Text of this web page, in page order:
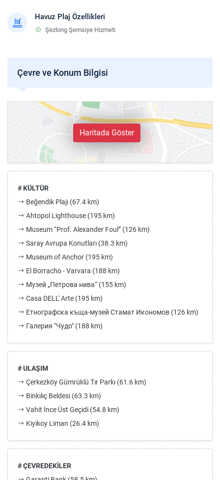
Havuz Plaj Özellikleri
Şezlong Şemsiye Hizmeti
Çevre ve Konum Bilgisi
Haritada Göster
# KÜLTÜR
Beğendik Plajı (67.4 km)
Ahtopol Lighthouse (195 km)
Museum “Prof. Alexander Foul” (126 km)
Saray Avrupa Konutları (38.3 km)
Museum of Anchor (195 km)
El Borracho - Varvara (188 km)
Музей „Петрова нива“ (155 km)
Casa DELL' Arte (195 km)
Етнографска къща-музей Стамат Икономов (126 km)
Галерия "Чудо" (188 km)
# ULAŞIM
Çerkezköy Gümrüklü Tır Parkı (61.6 km)
Binkılıç Beldesi (63.3 km)
Vahit İnce Üst Geçidi (54.8 km)
Kiyikoy Liman (26.4 km)
# ÇEVREDEKİLER